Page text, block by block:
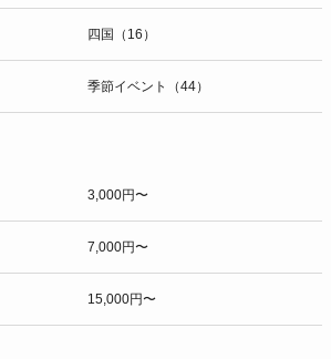
四国（16）
季節イベント（44）
3,000円〜
7,000円〜
15,000円〜